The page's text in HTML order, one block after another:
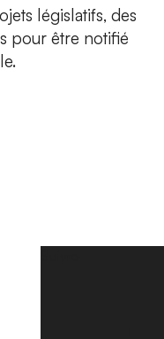
législatifs, des
pour être notifié